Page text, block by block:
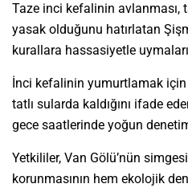
Taze inci kefalinin avlanması,
yasak olduğunu hatırlatan
kurallara hassasiyetle
İnci kefalinin yumurtlamak
tatlı sularda kaldığını ifade
gece saatlerinde yoğun
Yetkililer, Van Gölü’nün
korunmasının hem ekolojik